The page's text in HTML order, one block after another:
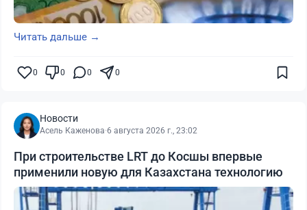
Читать дальше →
0 0 0 0
Новости
Асель Каженова·6 августа 2026 г., 23:02
При строительстве LRT до Косшы впервые
применили новую для Казахстана технологию